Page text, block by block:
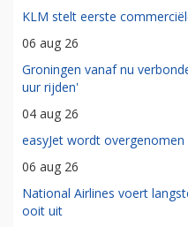
KLM stelt eerste
06 aug 26
Groningen vanaf nu
uur rijden'
04 aug 26
easyJet wordt
06 aug 26
National Airlines voert
ooit uit